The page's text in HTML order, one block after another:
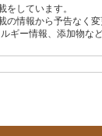
しています。
情報から予告なく変
ー情報、添加物な